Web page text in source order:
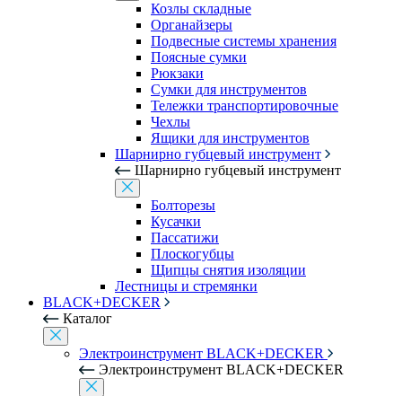
Козлы складные
Органайзеры
Подвесные системы хранения
Поясные сумки
Рюкзаки
Сумки для инструментов
Тележки транспортировочные
Чехлы
Ящики для инструментов
Шарнирно губцевый инструмент
Шарнирно губцевый инструмент
Болторезы
Кусачки
Пассатижи
Плоскогубцы
Щипцы снятия изоляции
Лестницы и стремянки
BLACK+DECKER
Каталог
Электроинструмент BLACK+DECKER
Электроинструмент BLACK+DECKER